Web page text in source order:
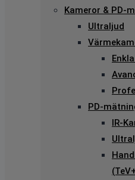
Kameror & PD-
Ultraljud
PD-
IR-